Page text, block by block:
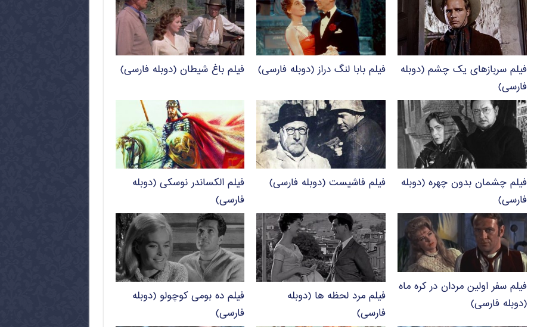
فیلم سربازهای یک چشم (دوبله
فارسی)
فیلم بابا لنگ دراز (دوبله فارسی) فیلم باغ شیطان (دوبله فارسی)
فیلم چشمان بدون چهره (دوبله
فارسی)
فیلم فاشیست (دوبله فارسی)
فیلم الکساندر نوسکی (دوبله
فارسی)
فیلم سفر اولین مردان در کره ماه
(دوبله فارسی)
فیلم مرد لحظه ها (دوبله
فارسی)
فیلم ده بومی کوچولو (دوبله
فارسی)